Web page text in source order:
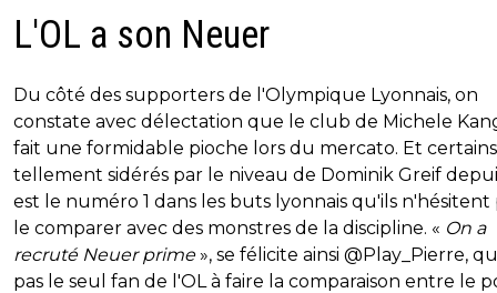
L'OL a son Neuer
Du côté des supporters de l'Olympique Lyonnais, on
constate avec délectation que le club de Michele
fait une formidable pioche lors du mercato. Et
tellement sidérés par le niveau de Dominik Greif
est le numéro 1 dans les buts lyonnais qu'ils n'hésitent
le comparer avec des monstres de la discipline. « On a
recruté Neuer prime», se félicite ainsi @Play_Pierre,
pas le seul fan de l'OL à faire la comparaison entre le